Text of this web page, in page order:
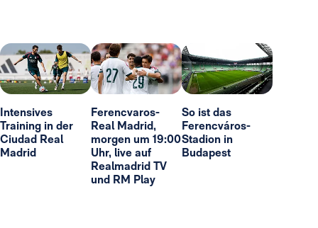
Intensives
Training in der
Ciudad Real
Madrid
Ferencvaros-
Real Madrid,
morgen um 19:00
Uhr, live auf
Realmadrid TV
und RM Play
So ist das
Ferencváros-
Stadion in
Budapest